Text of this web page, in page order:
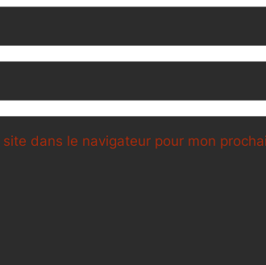
dans le navigateur pour mon